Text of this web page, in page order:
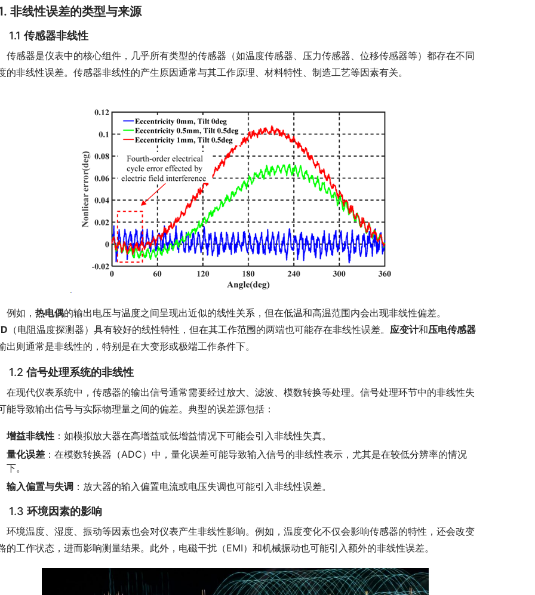
非线性误差的类型与来源
传感器非线性
器是仪表中的核心组件，几乎所有类型的传感器（如温度传感器、压力传感器、位移传感器等）都存在不同
的非线性误差。传感器非线性的产生原因通常与其工作原理、材料特性、制造工艺等因素有关。
， 热电偶的输出电压与温度之间呈现出近似的线性关系，但在低温和高温范围内会出现非线性偏差。
（电阻温度探测器）具有较好的线性特性，但在其工作范围的两端也可能存在非线性误差。 应变计和压电传感器
出则通常是非线性的，特别是在大变形或极端工作条件下。
信号处理系统的非线性
代仪表系统中，传感器的输出信号通常需要经过放大、滤波、模数转换等处理。信号处理环节中的非线性失
能导致输出信号与实际物理量之间的偏差。典型的误差源包括：
增益非线性 ：如模拟放大器在高增益或低增益情况下可能会引入非线性失真。
量化误差 ：在模数转换器（ADC）中，量化误差可能导致输入信号的非线性表示，尤其是在较低分辨率的情况
下。
输入偏置与失调 ：放大器的输入偏置电流或电压失调也可能引入非线性误差。
环境因素的影响
温度、湿度、振动等因素也会对仪表产生非线性影响。例如，温度变化不仅会影响传感器的特性，还会改变
的工作状态，进而影响测量结果。此外，电磁干扰（EMI）和机械振动也可能引入额外的非线性误差。